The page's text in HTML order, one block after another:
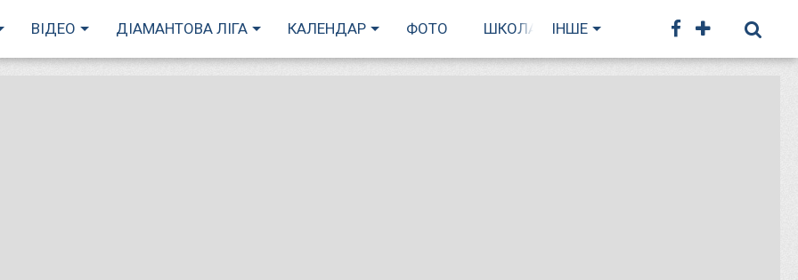
ВІДЕО ДІАМАНТОВА ЛІГА КАЛЕНДАР ФОТО ШКОЛА БІГУ
ІНШЕ